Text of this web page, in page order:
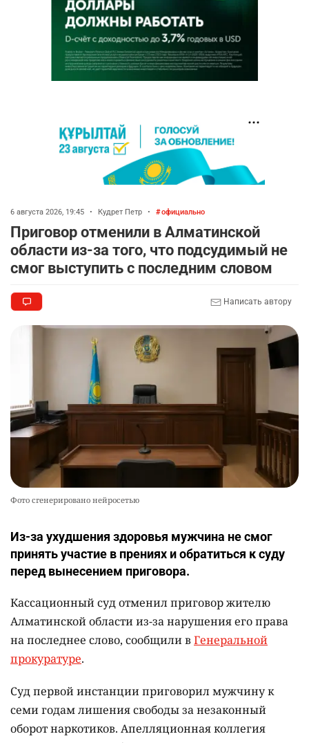
6 августа 2026, 19:45 • Кудрет Петр • официально
Приговор отменили в Алматинской
области из-за того, что подсудимый не
смог выступить с последним словом
Написать автору
Фото сгенерировано нейросетью
Из-за ухудшения здоровья мужчина не смог
принять участие в прениях и обратиться к суду
перед вынесением приговора.
Кассационный суд отменил приговор жителю
Алматинской области из-за нарушения его права
на последнее слово, сообщили вГенеральной
прокуратуре.
Суд первой инстанции приговорил мужчину к
семи годам лишения свободы за незаконный
оборот наркотиков. Апелляционная коллегия